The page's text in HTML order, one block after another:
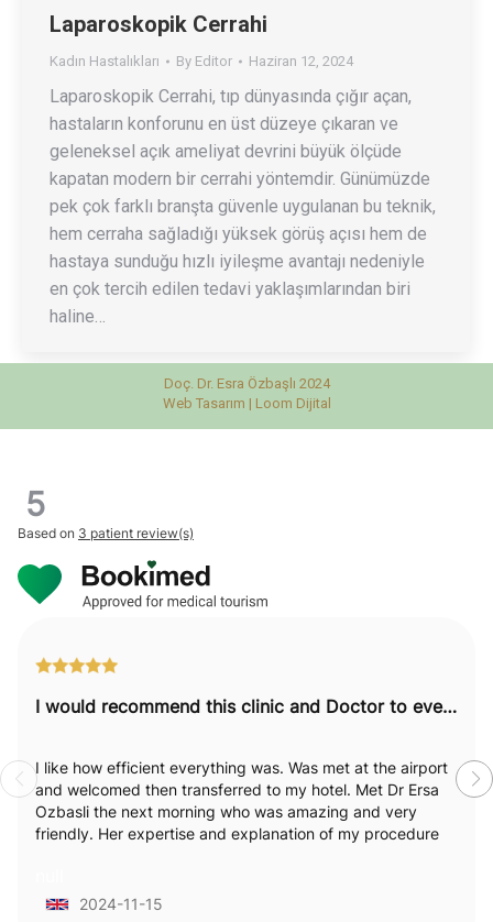
Laparoskopik Cerrahi
Kadın Hastalıkları By Editor Haziran 12, 2024
Laparoskopik Cerrahi, tıp dünyasında çığır açan,
hastaların konforunu en üst düzeye çıkaran ve
geleneksel açık ameliyat devrini büyük ölçüde
kapatan modern bir cerrahi yöntemdir. Günümüzde
pek çok farklı branşta güvenle uygulanan bu teknik,
hem cerraha sağladığı yüksek görüş açısı hem de
hastaya sunduğu hızlı iyileşme avantajı nedeniyle
en çok tercih edilen tedavi yaklaşımlarından biri
haline…
Doç. Dr. Esra Özbaşlı 2024
Web Tasarım | Loom Dijital
5
Based on 3 patient review(s)
I would recommend this clinic and Doctor to everyone.
I like how efficient everything was. Was met at the airport
and welcomed then transferred to my hotel. Met Dr Ersa
Ozbasli the next morning who was amazing and very
friendly. Her expertise and explanation of my procedure
in detail which I loved . Staff were attentive and available.
2024-11-15